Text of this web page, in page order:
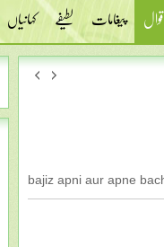
اقوال پیغامات لطیفے کہانیاں
bajiz apni aur apne